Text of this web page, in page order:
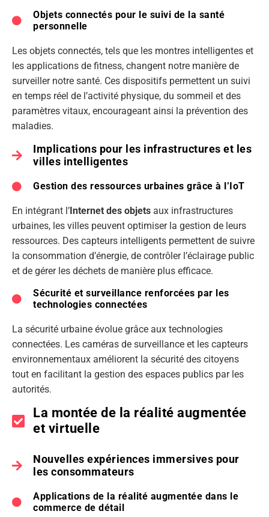
Objets connectés pour le suivi de la santé
personnelle
Les objets connectés, tels que les montres intelligentes et
les applications de fitness, changent notre manière de
surveiller notre santé. Ces dispositifs permettent un suivi
en temps réel de l’activité physique, du sommeil et des
paramètres vitaux, encourageant ainsi la prévention des
maladies.
Implications pour les infrastructures et les
villes intelligentes
Gestion des ressources urbaines grâce à l’IoT
En intégrant l’ Internet des objets aux infrastructures
urbaines, les villes peuvent optimiser la gestion de leurs
ressources. Des capteurs intelligents permettent de suivre
la consommation d’énergie, de contrôler l’éclairage public
et de gérer les déchets de manière plus efficace.
Sécurité et surveillance renforcées par les
technologies connectées
La sécurité urbaine évolue grâce aux technologies
connectées. Les caméras de surveillance et les capteurs
environnementaux améliorent la sécurité des citoyens
tout en facilitant la gestion des espaces publics par les
autorités.
La montée de la réalité augmentée
et virtuelle
Nouvelles expériences immersives pour
les consommateurs
Applications de la réalité augmentée dans le
commerce de détail